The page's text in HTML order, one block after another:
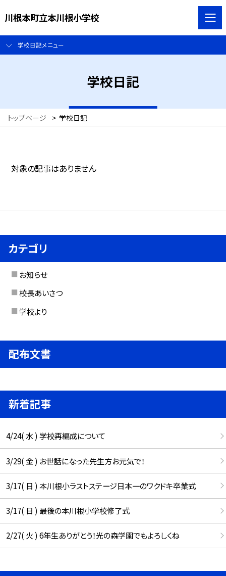
川根本町立本川根小学校
学校日記メニュー
学校日記
トップページ > 学校日記
対象の記事はありません
カテゴリ
お知らせ
校長あいさつ
学校より
配布文書
新着記事
4/24( 水 ) 学校再編成について
3/29( 金 ) お世話になった先生方お元気で！
3/17( 日 ) 本川根小ラストステージ日本一のワクドキ卒業式
3/17( 日 ) 最後の本川根小学校修了式
2/27( 火 ) 6年生ありがとう！光の森学園でもよろしくね